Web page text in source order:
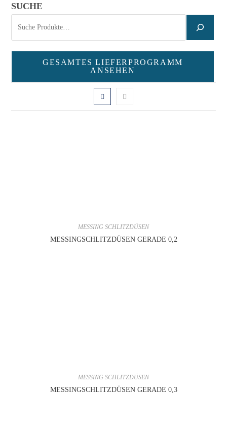
SUCHE
GESAMTES LIEFERPROGRAMM
ANSEHEN
MESSING SCHLITZDÜSEN
MESSINGSCHLITZDÜSEN GERADE 0,2
MESSING SCHLITZDÜSEN
MESSINGSCHLITZDÜSEN GERADE 0,3